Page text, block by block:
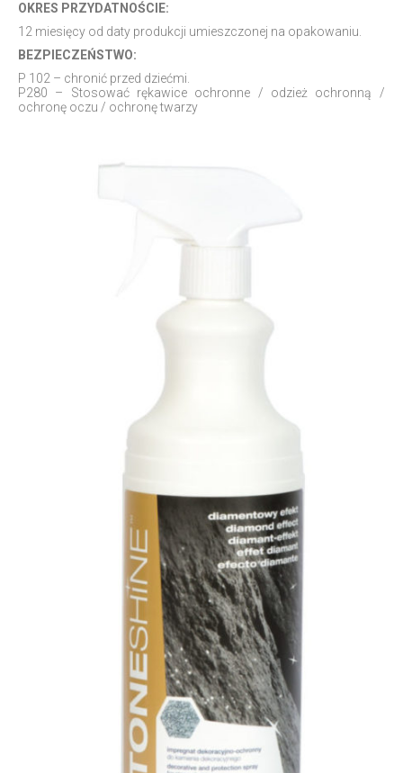
OKRES PRZYDATNOŚCIE:
12 miesięcy od daty produkcji umieszczonej na opakowaniu.
BEZPIECZEŃSTWO:
P 102 – chronić przed dziećmi.
P280 – Stosować rękawice ochronne / odzież ochronną /
ochronę oczu / ochronę twarzy